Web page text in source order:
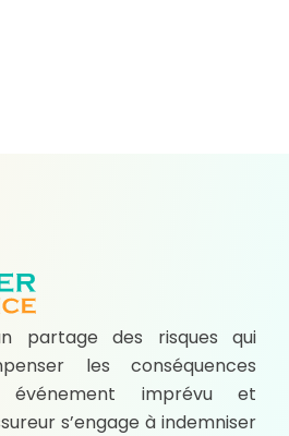
partage des risques qui
les conséquences
événement imprévu et
s’engage à indemniser